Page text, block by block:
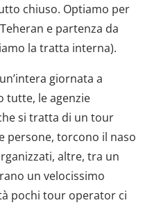
chiuso. Optiamo per
e partenza da
la tratta interna).
giornata a
tutte, le agenzie
si tratta di un tour
persone, torcono il naso
altre, tra un
un velocissimo
pochi tour operator ci